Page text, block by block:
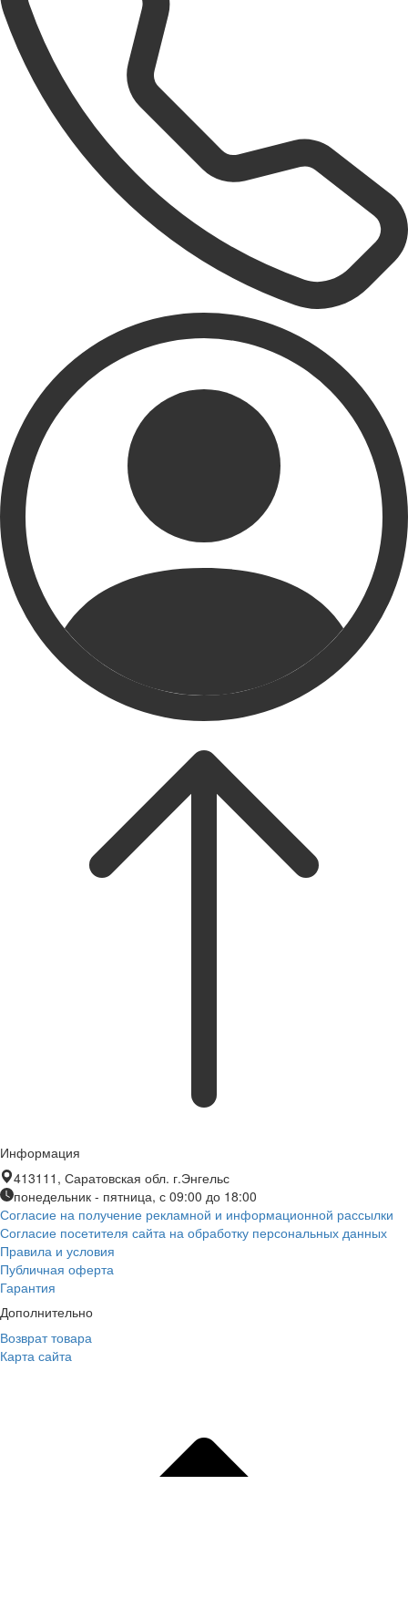
Информация
413111, Саратовская обл. г.Энгельс
понедельник - пятница, с 09:00 до 18:00
Согласие на получение рекламной и информационной рассылки
Согласие посетителя сайта на обработку персональных данных
Правила и условия
Публичная оферта
Гарантия
Дополнительно
Возврат товара
Карта сайта